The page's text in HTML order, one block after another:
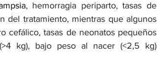
, hemorragia periparto, tasas de
del tratamiento, mientras que algunos
cefálico, tasas de neonatos pequeños
kg), bajo peso al nacer (<2,5 kg)